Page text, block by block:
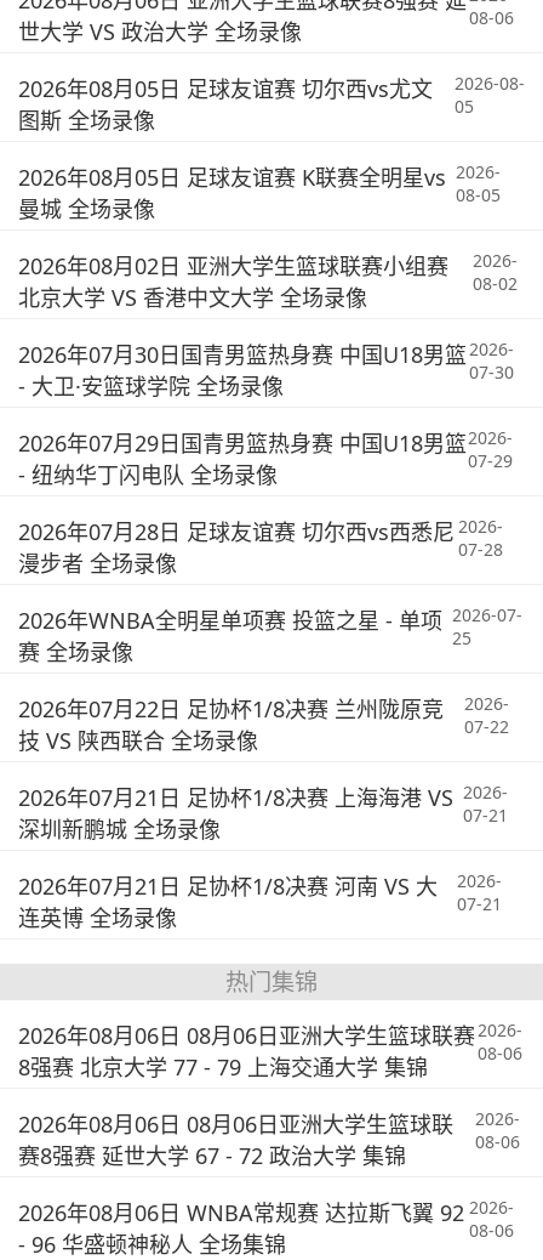
世大学 VS 政治大学 全场录像
08-06
2026年08月05日 足球友谊赛 切尔西vs尤文
图斯 全场录像
2026-08-
05
2026年08月05日 足球友谊赛 K联赛全明星vs
曼城 全场录像
2026-
08-05
2026年08月02日 亚洲大学生篮球联赛小组赛
北京大学 VS 香港中文大学 全场录像
2026-
08-02
2026年07月30日国青男篮热身赛 中国U18男篮
- 大卫·安篮球学院 全场录像
2026-
07-30
2026年07月29日国青男篮热身赛 中国U18男篮
- 纽纳华丁闪电队 全场录像
2026-
07-29
2026年07月28日 足球友谊赛 切尔西vs西悉尼
漫步者 全场录像
2026-
07-28
2026年WNBA全明星单项赛 投篮之星 - 单项
赛 全场录像
2026-07-
25
2026年07月22日 足协杯1/8决赛 兰州陇原竞
技 VS 陕西联合 全场录像
2026-
07-22
2026年07月21日 足协杯1/8决赛 上海海港 VS
深圳新鹏城 全场录像
2026-
07-21
2026年07月21日 足协杯1/8决赛 河南 VS 大
连英博 全场录像
2026-
07-21
热门集锦
2026年08月06日 08月06日亚洲大学生篮球联赛
8强赛 北京大学 77 - 79 上海交通大学 集锦
2026-
08-06
2026年08月06日 08月06日亚洲大学生篮球联
赛8强赛 延世大学 67 - 72 政治大学 集锦
2026-
08-06
2026年08月06日 WNBA常规赛 达拉斯飞翼 92
- 96 华盛顿神秘人 全场集锦
2026-
08-06